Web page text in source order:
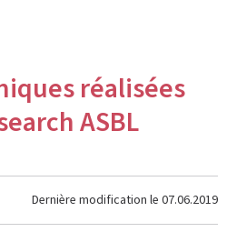
réalisées
ASBL
Dernière modification le 07.06.2019